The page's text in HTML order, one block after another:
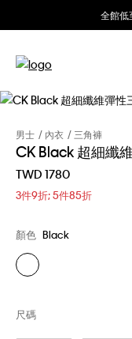
全館低
男士 內衣 三角褲
CK Black 超細纖
TWD 1780
3件9折; 5件85折
顏色 Black
尺碼